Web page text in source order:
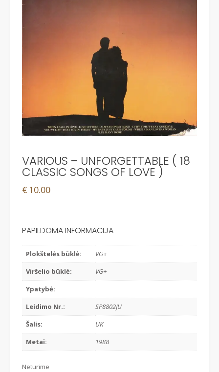
VARIOUS – UNFORGETTABLE ( 18
CLASSIC SONGS OF LOVE )
€ 10.00
PAPILDOMA INFORMACIJA
Plokštelės būklė:
VG+
Viršelio būklė:
VG+
Ypatybė:
Leidimo Nr.:
SP8802JU
Šalis:
UK
Metai:
1988
Neturime